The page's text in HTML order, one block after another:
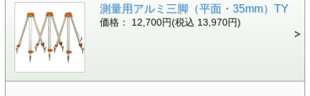
測量用アルミ三脚（平面・35mm）TY
価格： 12,700円(税込 13,970円)